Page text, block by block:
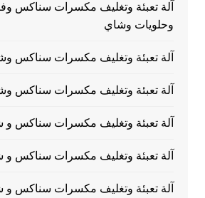
آلة تعبئة وتغليف مكسرات
وحلويات وشاي
آلة تعبئة وتغليف مكسرات سناكس
آلة تعبئة وتغليف مكسرات سناكس
آلة تعبئة وتغليف مكسرات سناكس
آلة تعبئة وتغليف مكسرات سناكس
آلة تعبئة وتغليف مكسرات سناكس